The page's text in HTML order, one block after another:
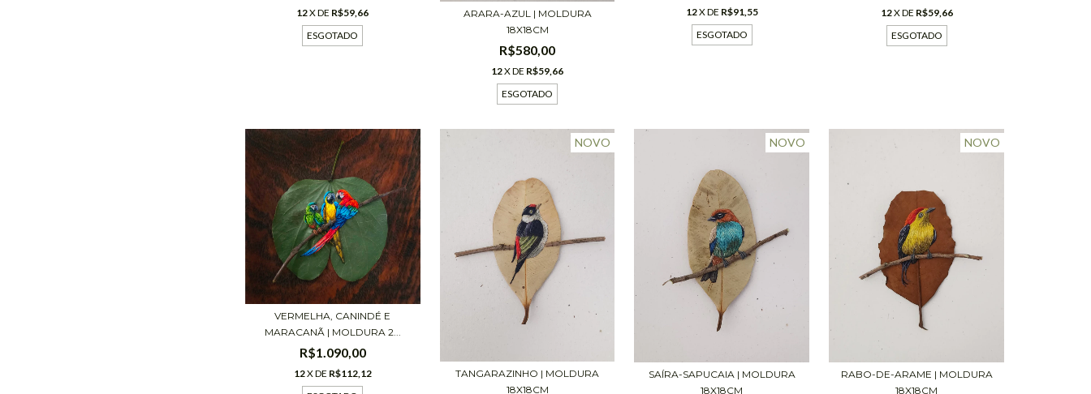
12X DE R$59,66
ESGOTADO
ARARA-AZUL | MOLDURA
18X18CM
R$580,00
12X DE R$59,66
ESGOTADO
12X DE R$91,55
ESGOTADO
12X DE R$59,66
ESGOTADO
VERMELHA, CANINDÉ E
MARACANÃ | MOLDURA 2...
R$1.090,00
12X DE R$112,12
NOVO
TANGARAZINHO | MOLDURA
18X18CM
NOVO
SAÍRA-SAPUCAIA | MOLDURA
18X18CM
NOVO
RABO-DE-ARAME | MOLDURA
18X18CM